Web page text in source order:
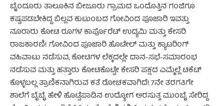
ಬೈಂದೂರು ತಾಲೂಕಿನ ಬೀಜೂರು ಗ್ರಾಮದ ಒಂದೊತ್ತಿನ ಗಂಜಿಗೂ
ಕಷ್ಟಪಡಬೇಕಿದ್ದ ಬಿಲ್ಲವ ಕುಟುಂಬದ ಗೋವಿಂದ ಪೂಜಾರಿ ಇವತ್ತು
ನೂರಾರು ಕೋಟಿ ರೂಗಳ ಕಾರ್ಪೊರೆಟ್ ಉದ್ಯಮಿ ಮತ್ತು ಕೇಸರಿ
ರಾಜಕಾರಣಿ! ಗೋವಿಂದ ಪೂಜಾರಿ ಹೊಟೇಲ್ ಮತ್ತು ಕ್ಯಾಟರಿಂಗ್
ವಹಿವಾಟು ನಡೆಸುವ, ಕೋಟಿಗಳ ಲೆಕ್ಕದಲ್ಲೇ ದಾನ-ಸಭೆ-ಸಮಾರಂಭ
ನಡೆಸುವ ಮತ್ತು ಹತ್ತಾರು ಕೋಟಿಕೊಟ್ಟೇ ಕೇಸರಿ ಪಕ್ಷದ ಎಮ್ಮೆಲ್ಲೆ ಟಿಕೆಟ್
ಕೊಳ್ಳಬಲ್ಲ ತ್ರಾಣಿಕನಾಗಿರುವ ಕತೆ ರೋಚಕವಾಗಿದೆ! 7ನೇ ತರಗತಿಗೇ
ಶಾಲೆಗೆ ಬೈಬೈ ಹೇಳಿ ಹೊಟ್ಟೆಪಾಡಿನ ಉದ್ಯೋಗ ಅರಸುತ್ತ ಮುಂಬೈ ಸೇರಿದ್ದ